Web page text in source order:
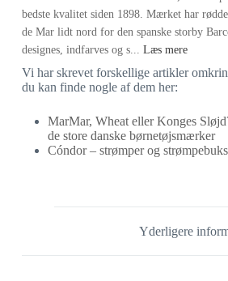
bedste kvalitet siden 1898. Mærket har
de Mar lidt nord for den spanske storby
designes, indfarves og s... Læs mere
Vi har skrevet forskellige artikler
du kan finde nogle af dem her:
MarMar, Wheat eller Konges
de store danske børnetøjsmærker
Cóndor – strømper og
Yderligere